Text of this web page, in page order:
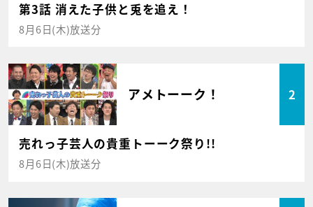
第3話 消えた子供と兎を追え！
8月6日(木)放送分
アメトーーク！ 2
売れっ子芸人の貴重トーーク祭り!!
8月6日(木)放送分